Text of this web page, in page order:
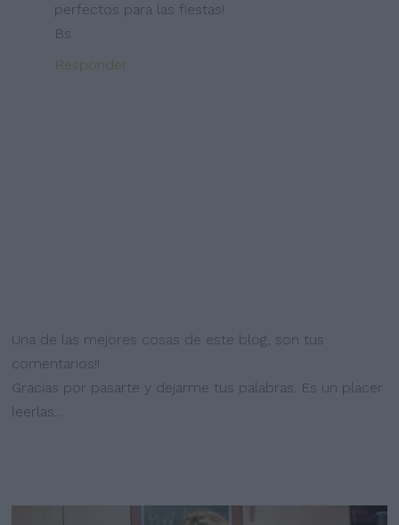
perfectos para las fiestas!
Bs
Responder
Una de las mejores cosas de este blog, son tus
comentarios!!
Gracias por pasarte y dejarme tus palabras. Es un placer
leerlas...